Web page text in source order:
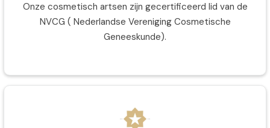
Onze cosmetisch artsen zijn gecertificeerd lid van de
NVCG ( Nederlandse Vereniging Cosmetische
Geneeskunde).